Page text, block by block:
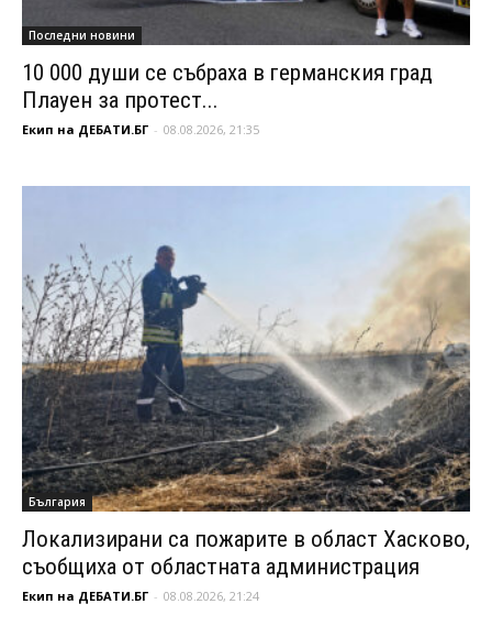
Последни новини
10 000 души се събраха в германския град
Плауен за протест...
Екип на ДЕБАТИ.БГ - 08.08.2026, 21:35
България
Локализирани са пожарите в област Хасково,
съобщиха от областната администрация
Екип на ДЕБАТИ.БГ - 08.08.2026, 21:24